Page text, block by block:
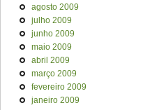
agosto 2009
julho 2009
junho 2009
maio 2009
abril 2009
março 2009
fevereiro 2009
janeiro 2009